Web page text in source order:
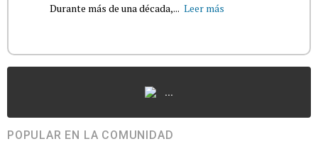
Durante más de una década,... Leer más
...
POPULAR EN LA COMUNIDAD